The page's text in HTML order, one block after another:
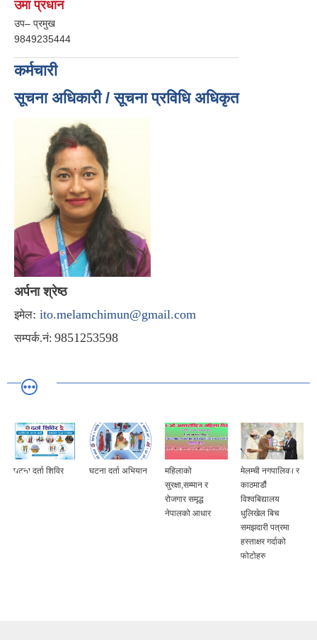
उमा प्रधान
उप– प्रमुख
9849235444
कर्मचारी
सूचना अधिकारी / सूचना प्रविधि अधिकृत
अर्पना श्रेष्ठ
इमेल: ito.melamchimun@gmail.com
सम्पर्क.नं: 9851253598
घटना दर्ता शिविर घटना दर्ता अभियान
महिलाको
सुरक्षा,सम्मान र
रोजगार समृद्ध
नेपालको आधार
मेलम्ची नगपालिका र
काठमाडौं
विश्वबिद्यालय
धुलिखेल बिच
समझदारी पत्रमा
हस्ताक्षर गर्दाको
फोटोहरु